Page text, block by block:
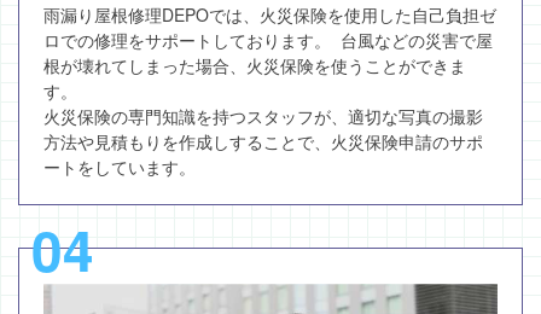
雨漏り屋根修理DEPOでは、火災保険を使用した自己負担ゼ
ロでの修理をサポートしております。 台風などの災害で屋
根が壊れてしまった場合、火災保険を使うことができま
す。
火災保険の専門知識を持つスタッフが、適切な写真の撮影
方法や見積もりを作成しすることで、火災保険申請のサポ
ートをしています。
04